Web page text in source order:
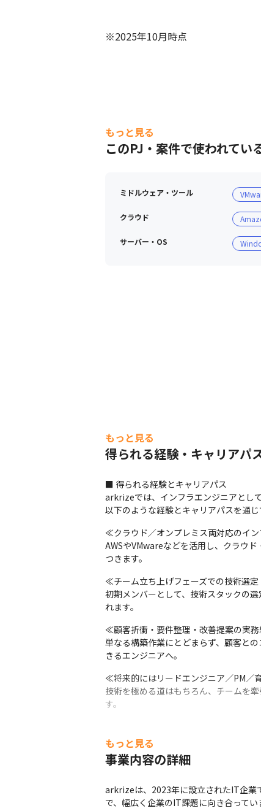
※2025年10月時点
もっと見る
このPJ・案件で使われてい
ミドルウェア・ツール
クラウド
サーバー・OS
もっと見る
得られる経験・キャリアパ
■ 得られる経験とキャリアパス
arkrizeでは、インフラエンジニアとし
以下のような経験とキャリアパスを通
≪クラウド／オンプレミス両対応のイ
AWSやVMwareなどを活用し、クラウ
つきます。
≪チーム立ち上げフェーズでの技術選
初期メンバーとして、技術スタックの
れます。
≪顧客折衝・要件整理・改善提案の実
単なる構築作業にとどまらず、顧客と
きるエンジニアへ。
≪将来的にはリードエンジニア／PM／
技術を極める道はもちろん、チームを
す。
月1回の勉強会やメンター制度、資格取
≪「支える技術」から「育てる技術」へ
もっと見る
事業内容の詳細
arkrizeは、2023年に設立されたIT企業
で、幅広く企業のIT課題に向き合ってい